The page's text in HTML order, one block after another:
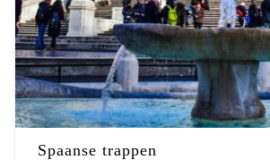
Spaanse trappen